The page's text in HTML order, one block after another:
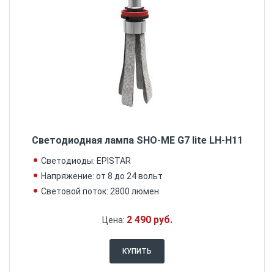
Светодиодная лампа SHO-ME G7 lite LH-H11
Светодиоды: EPISTAR
Напряжение: от 8 до 24 вольт
Световой поток: 2800 люмен
Цена: 2 490 руб.
КУПИТЬ